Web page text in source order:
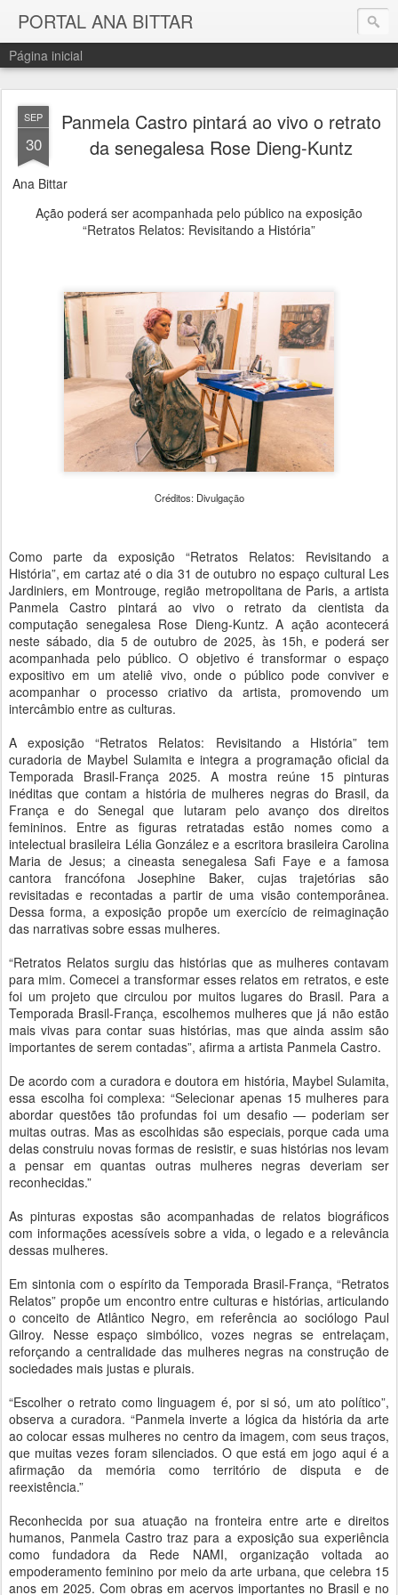
PORTAL ANA BITTAR
Página inicial
SEP
30
Panmela Castro pintará ao vivo o retrato
da senegalesa Rose Dieng-Kuntz
Ana Bittar
Ação poderá ser acompanhada pelo público na exposição
“Retratos Relatos: Revisitando a História”
Créditos: Divulgação
Como parte da exposição “Retratos Relatos: Revisitando a
História”, em cartaz até o dia 31 de outubro no espaço cultural Les
Jardiniers, em Montrouge, região metropolitana de Paris, a artista
Panmela Castro pintará ao vivo o retrato da cientista da
computação senegalesa Rose Dieng-Kuntz. A ação acontecerá
neste sábado, dia 5 de outubro de 2025, às 15h, e poderá ser
acompanhada pelo público. O objetivo é transformar o espaço
expositivo em um ateliê vivo, onde o público pode conviver e
acompanhar o processo criativo da artista, promovendo um
intercâmbio entre as culturas.
A exposição “Retratos Relatos: Revisitando a História” tem
curadoria de Maybel Sulamita e integra a programação oficial da
Temporada Brasil-França 2025. A mostra reúne 15 pinturas
inéditas que contam a história de mulheres negras do Brasil, da
França e do Senegal que lutaram pelo avanço dos direitos
femininos. Entre as figuras retratadas estão nomes como a
intelectual brasileira Lélia González e a escritora brasileira Carolina
Maria de Jesus; a cineasta senegalesa Safi Faye e a famosa
cantora francófona Josephine Baker, cujas trajetórias são
revisitadas e recontadas a partir de uma visão contemporânea.
Dessa forma, a exposição propõe um exercício de reimaginação
das narrativas sobre essas mulheres.
“Retratos Relatos surgiu das histórias que as mulheres contavam
para mim. Comecei a transformar esses relatos em retratos, e este
foi um projeto que circulou por muitos lugares do Brasil. Para a
Temporada Brasil-França, escolhemos mulheres que já não estão
mais vivas para contar suas histórias, mas que ainda assim são
importantes de serem contadas”, afirma a artista Panmela Castro.
De acordo com a curadora e doutora em história, Maybel Sulamita,
essa escolha foi complexa: “Selecionar apenas 15 mulheres para
abordar questões tão profundas foi um desafio — poderiam ser
muitas outras. Mas as escolhidas são especiais, porque cada uma
delas construiu novas formas de resistir, e suas histórias nos levam
a pensar em quantas outras mulheres negras deveriam ser
reconhecidas.”
As pinturas expostas são acompanhadas de relatos biográficos
com informações acessíveis sobre a vida, o legado e a relevância
dessas mulheres.
Em sintonia com o espírito da Temporada Brasil-França, “Retratos
Relatos” propõe um encontro entre culturas e histórias, articulando
o conceito de Atlântico Negro, em referência ao sociólogo Paul
Gilroy. Nesse espaço simbólico, vozes negras se entrelaçam,
reforçando a centralidade das mulheres negras na construção de
sociedades mais justas e plurais.
“Escolher o retrato como linguagem é, por si só, um ato político”,
observa a curadora. “Panmela inverte a lógica da história da arte
ao colocar essas mulheres no centro da imagem, com seus traços,
que muitas vezes foram silenciados. O que está em jogo aqui é a
afirmação da memória como território de disputa e de
reexistência.”
Reconhecida por sua atuação na fronteira entre arte e direitos
humanos, Panmela Castro traz para a exposição sua experiência
como fundadora da Rede NAMI, organização voltada ao
empoderamento feminino por meio da arte urbana, que celebra 15
anos em 2025. Com obras em acervos importantes no Brasil e no